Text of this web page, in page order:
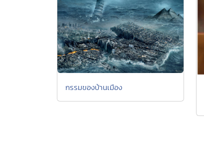
กรรมของบ้านเมือง